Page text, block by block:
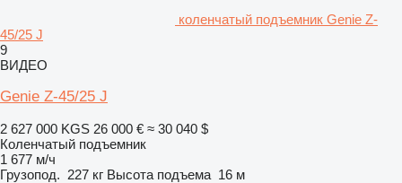
коленчатый подъемник Genie Z-
45/25 J
9
ВИДЕО
Genie Z-45/25 J
2 627 000 KGS 26 000 € ≈ 30 040 $
Коленчатый подъемник
1 677 м/ч
Грузопод. 227 кг Высота подъема 16 м